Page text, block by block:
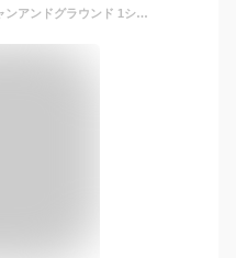
ワンショルダー キッズ オーシャンアンドグラウンド 1ショルダーBAG GOODAY 男の子 女の子 子供 幼稚園 小学生 通園 通学 1815013 OCEAN&GROUND